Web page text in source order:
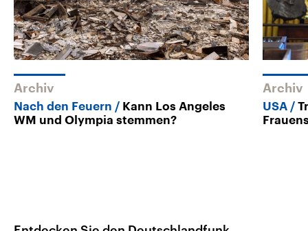
Archiv
Nach den Feuern
Kann Los Angeles
WM und Olympia stemmen?
Archiv
USA